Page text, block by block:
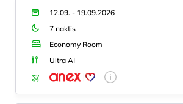
12.09. - 19.09.2026
7 naktis
Economy Room
Ultra AI